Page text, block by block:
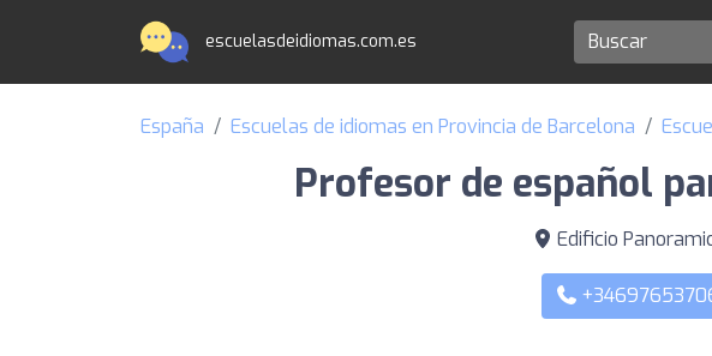
escuelasdeidiomas.com.es
España Escuelas de idiomas en Provincia de Barcelona
Profesor de español
Edificio